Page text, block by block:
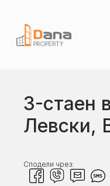
3-стаен
Левски,
Сподели чрез: